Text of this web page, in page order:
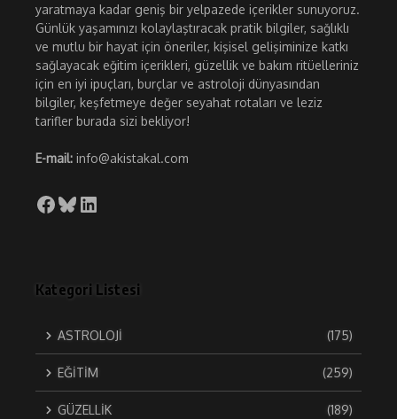
yaratmaya kadar geniş bir yelpazede içerikler sunuyoruz.
Günlük yaşamınızı kolaylaştıracak pratik bilgiler, sağlıklı
ve mutlu bir hayat için öneriler, kişisel gelişiminize katkı
sağlayacak eğitim içerikleri, güzellik ve bakım ritüelleriniz
için en iyi ipuçları, burçlar ve astroloji dünyasından
bilgiler, keşfetmeye değer seyahat rotaları ve leziz
tarifler burada sizi bekliyor!
E-mail: info@akistakal.com
Facebook
Bluesky
LinkedIn
Kategori Listesi
ASTROLOJİ (175)
EĞİTİM (259)
GÜZELLİK (189)